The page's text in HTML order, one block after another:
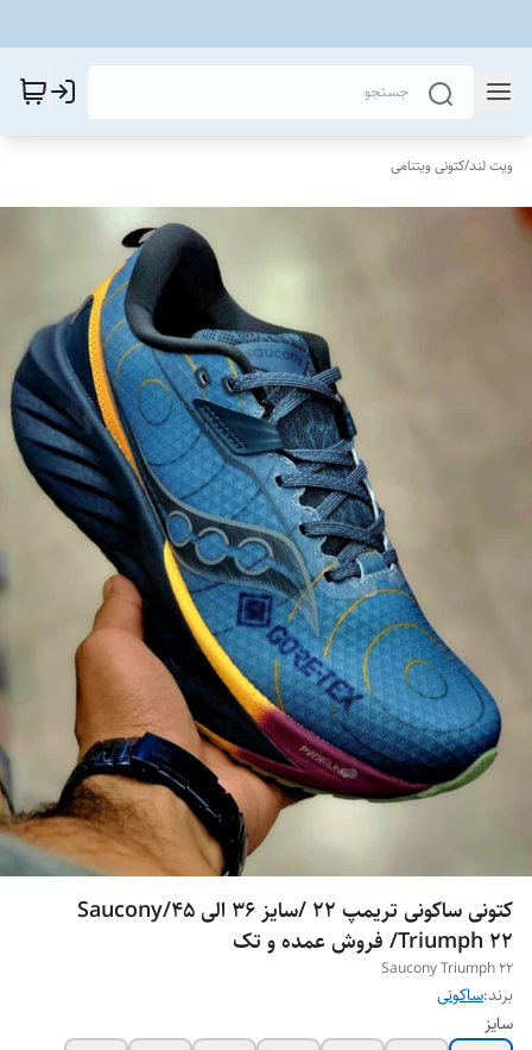
ویت لند/کتونی ویتنامی
کتونی ساکونی تریمپ 22 /سایز 36 الی 45/Saucony
Triumph 22/ فروش عمده و تک
Saucony Triumph 22
برند:ساکونی
سایز